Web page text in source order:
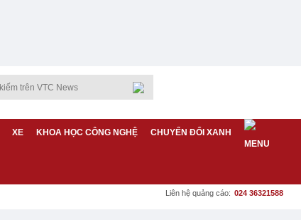
XE KHOA HỌC CÔNG NGHỆ CHUYỂN ĐỔI XANH
Liên hệ quảng cáo: 024 36321588